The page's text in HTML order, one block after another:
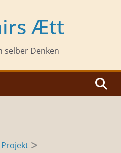
Ætt
selber Denken
Projekt